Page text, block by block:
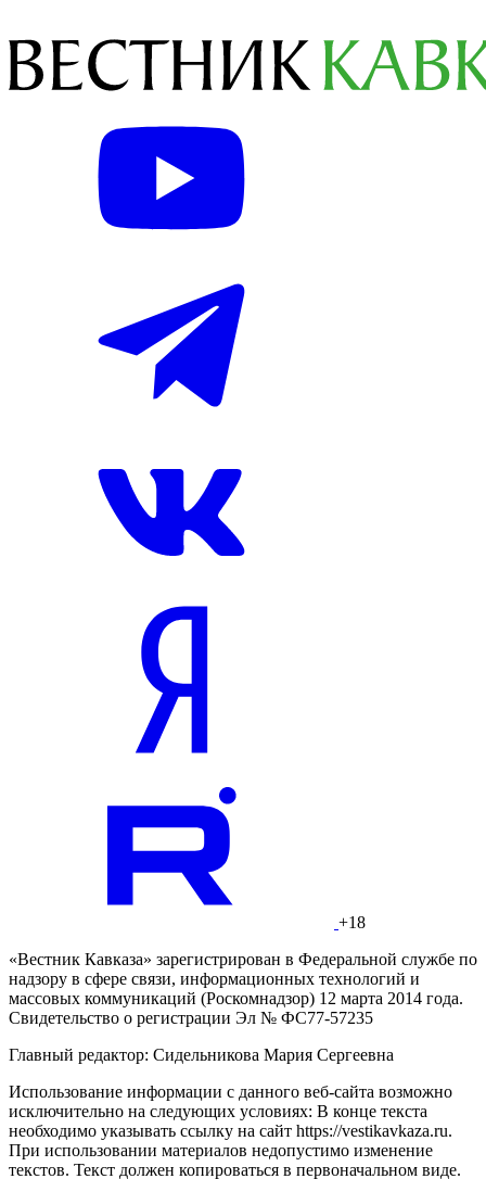
+18
«Вестник Кавказа» зарегистрирован в Федеральной службе по
надзору в сфере связи, информационных технологий и
массовых коммуникаций (Роскомнадзор) 12 марта 2014 года.
Свидетельство о регистрации Эл № ФС77-57235
Главный редактор: Сидельникова Мария Сергеевна
Использование информации с данного веб-сайта возможно
исключительно на следующих условиях: В конце текста
необходимо указывать ссылку на сайт https://vestikavkaza.ru.
При использовании материалов недопустимо изменение
текстов. Текст должен копироваться в первоначальном виде.